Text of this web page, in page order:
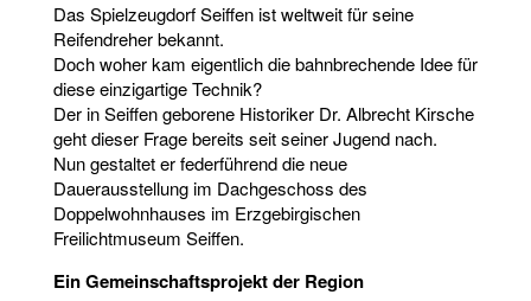
Das Spielzeugdorf Seiffen ist weltweit für seine
Reifendreher bekannt.
Doch woher kam eigentlich die bahnbrechende Idee für
diese einzigartige Technik?
Der in Seiffen geborene Historiker Dr. Albrecht Kirsche
geht dieser Frage bereits seit seiner Jugend nach.
Nun gestaltet er federführend die neue
Dauerausstellung im Dachgeschoss des
Doppelwohnhauses im Erzgebirgischen
Freilichtmuseum Seiffen.
Ein Gemeinschaftsprojekt der Region